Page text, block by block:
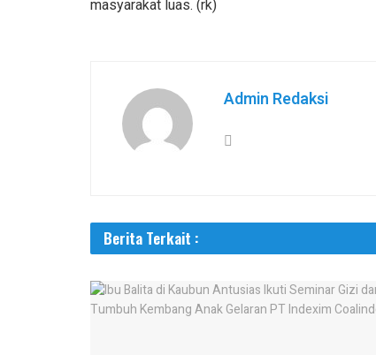
masyarakat luas. (rk)
Admin Redaksi
Berita Terkait :